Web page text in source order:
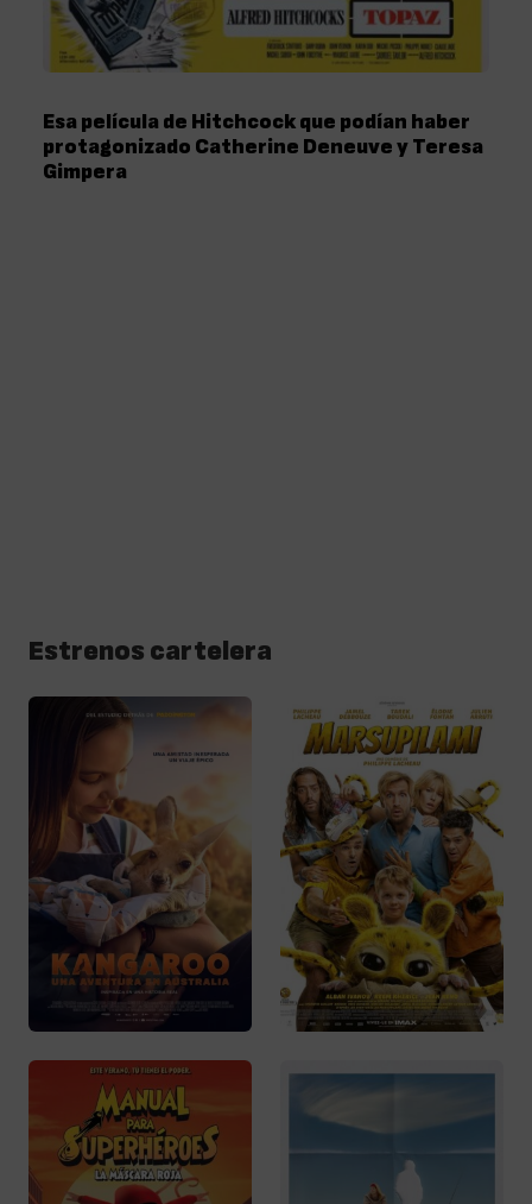
Esa película de Hitchcock que podían haber
protagonizado Catherine Deneuve y Teresa
Gimpera
Estrenos cartelera